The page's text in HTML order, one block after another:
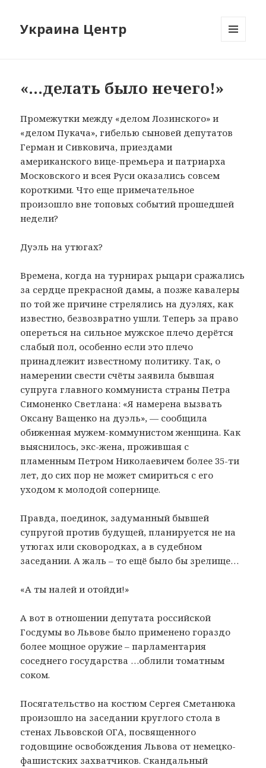
Украина Центр
«…делать было нечего!»
Промежутки между «делом Лозинского» и
«делом Пукача», гибелью сыновей депутатов
Герман и Сивковича, приездами
американского вице-премьера и патриарха
Московского и всея Руси оказались совсем
короткими. Что еще примечательное
произошло вне топовых событий прошедшей
недели?
Дуэль на утюгах?
Времена, когда на турнирах рыцари сражались
за сердце прекрасной дамы, а позже кавалеры
по той же причине стрелялись на дуэлях, как
известно, безвозвратно ушли. Теперь за право
опереться на сильное мужское плечо дерётся
слабый пол, особенно если это плечо
принадлежит известному политику. Так, о
намерении свести счёты заявила бывшая
супруга главного коммуниста страны Петра
Симоненко Светлана: «Я намерена вызвать
Оксану Ващенко на дуэль», — сообщила
обиженная мужем-коммунистом женщина. Как
выяснилось, экс-жена, прожившая с
пламенным Петром Николаевичем более 35-ти
лет, до сих пор не может смириться с его
уходом к молодой сопернице.
Правда, поединок, задуманный бывшей
супругой против будущей, планируется не на
утюгах или сковородках, а в судебном
заседании. А жаль – то ещё было бы зрелище…
«А ты налей и отойди!»
А вот в отношении депутата российской
Госдумы во Львове было применено гораздо
более мощное оружие – парламентария
соседнего государства …облили томатным
соком.
Посягательство на костюм Сергея Сметанюка
произошло на заседании круглого стола в
стенах Львовской ОГА, посвященного
годовщине освобождения Львова от немецко-
фашистских захватчиков. Скандальный